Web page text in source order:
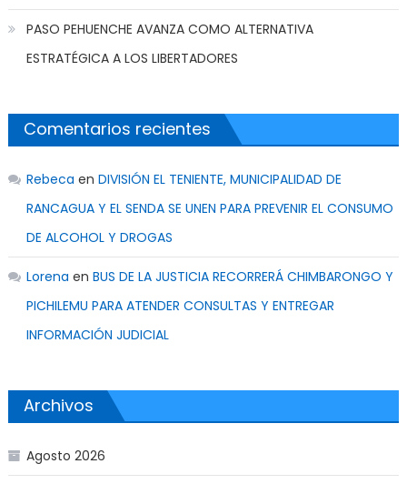
PASO PEHUENCHE AVANZA COMO ALTERNATIVA
ESTRATÉGICA A LOS LIBERTADORES
Comentarios recientes
Rebeca en DIVISIÓN EL TENIENTE, MUNICIPALIDAD DE
RANCAGUA Y EL SENDA SE UNEN PARA PREVENIR EL CONSUMO
DE ALCOHOL Y DROGAS
Lorena en BUS DE LA JUSTICIA RECORRERÁ CHIMBARONGO Y
PICHILEMU PARA ATENDER CONSULTAS Y ENTREGAR
INFORMACIÓN JUDICIAL
Archivos
Agosto 2026